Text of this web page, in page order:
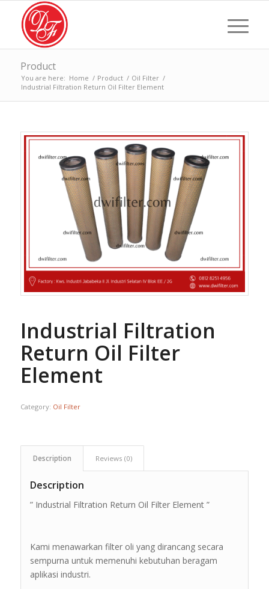
Product
You are here: Home / Product / Oil Filter /
Industrial Filtration Return Oil Filter Element
Industrial Filtration
Return Oil Filter
Element
Category: Oil Filter
Description Reviews (0)
Description
” Industrial Filtration Return Oil Filter Element ”
Kami menawarkan filter oli yang dirancang secara
sempurna untuk memenuhi kebutuhan beragam
aplikasi industri.